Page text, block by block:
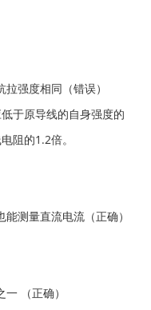
强度相同（错误）
于原导线的自身强度的
阻的1.2倍。
测量直流电流（正确）
（正确）